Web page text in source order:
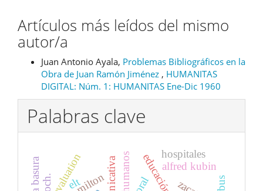
Artículos más leídos del mismo
autor/a
Juan Antonio Ayala, Problemas Bibliográficos en la
Obra de Juan Ramón Jiménez , HUMANITAS
DIGITAL: Núm. 1: HUMANITAS Ene-Dic 1960
Palabras clave
alfred kubin
evaluation
elt
hospitales